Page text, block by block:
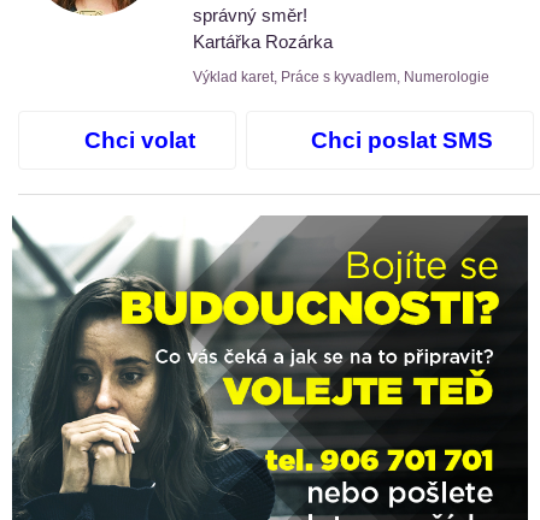
správný směr!
Kartářka Rozárka
Výklad karet, Práce s kyvadlem, Numerologie
Chci volat Chci poslat SMS